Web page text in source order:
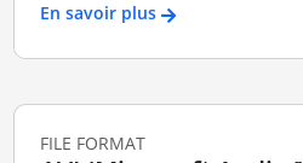
En savoir plus
FILE FORMAT